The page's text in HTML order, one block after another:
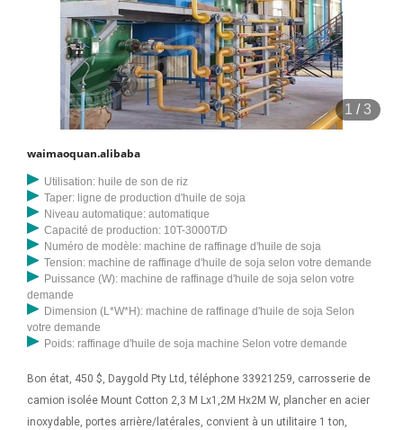
1 /3
waimaoquan.alibaba
Utilisation: huile de son de riz
Taper: ligne de production d'huile de soja
Niveau automatique: automatique
Capacité de production: 10T-3000T/D
Numéro de modèle: machine de raffinage d'huile de soja
Tension: machine de raffinage d'huile de soja selon votre demande
Puissance (W): machine de raffinage d'huile de soja selon votre
demande
Dimension (L*W*H): machine de raffinage d'huile de soja Selon
votre demande
Poids: raffinage d'huile de soja machine Selon votre demande
Bon état, 450 $, Daygold Pty Ltd, téléphone 33921259, carrosserie de
camion isolée Mount Cotton 2,3 M Lx1,2M Hx2M W, plancher en acier
inoxydable, portes arrière/latérales, convient à un utilitaire 1 ton,